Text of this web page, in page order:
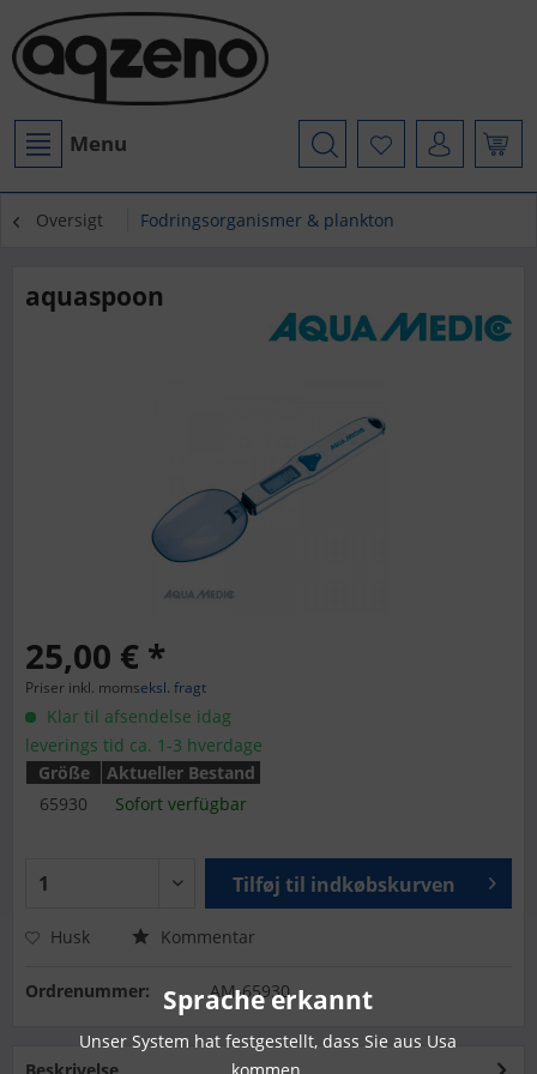
Menu
Oversigt Fodringsorganismer & plankton
aquaspoon
25,00 € *
Priser inkl. momseksl. fragt
Klar til afsendelse idag
leverings tid ca. 1-3 hverdage
Größe
Aktueller Bestand
65930
Sofort verfügbar
Tilføj til indkøbskurven
Husk Kommentar
Ordrenummer: AM-65930
Sprache erkannt
Unser System hat festgestellt, dass Sie aus Usa
kommen.